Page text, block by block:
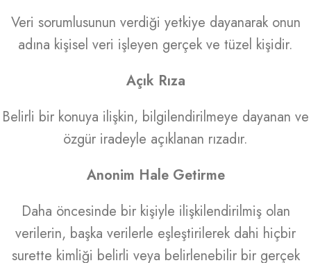
Veri sorumlusunun verdiği yetkiye dayanarak onun
adına kişisel veri işleyen gerçek ve tüzel kişidir.
Açık Rıza
Belirli bir konuya ilişkin, bilgilendirilmeye dayanan ve
özgür iradeyle açıklanan rızadır.
Anonim Hale Getirme
Daha öncesinde bir kişiyle ilişkilendirilmiş olan
verilerin, başka verilerle eşleştirilerek dahi hiçbir
surette kimliği belirli veya belirlenebilir bir gerçek